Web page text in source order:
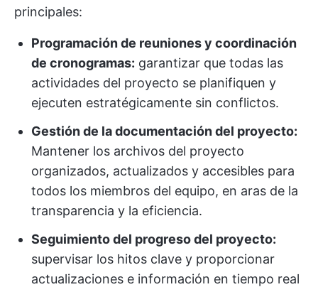
principales:
Programación de reuniones y coordinación
de cronogramas: garantizar que todas las
actividades del proyecto se planifiquen y
ejecuten estratégicamente sin conflictos.
Gestión de la documentación del proyecto:
Mantener los archivos del proyecto
organizados, actualizados y accesibles para
todos los miembros del equipo, en aras de la
transparencia y la eficiencia.
Seguimiento del progreso del proyecto:
supervisar los hitos clave y proporcionar
actualizaciones e información en tiempo real